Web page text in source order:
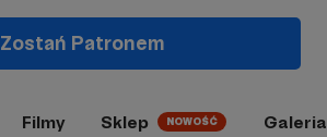
Zostań Patronem
Filmy Sklep NOWOŚĆ Galeria